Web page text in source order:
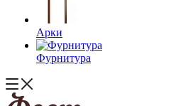
Арки
Фурнитура